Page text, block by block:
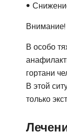
Внимание!
В особо
гортани
В этой
только